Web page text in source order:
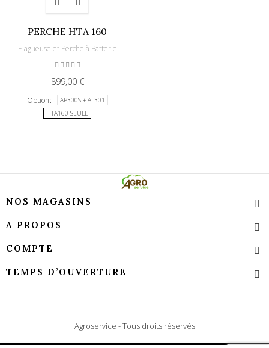
PERCHE HTA 160
Elagueuse et Perche à Batterie
899,00 €
Option
AP300S + AL301
HTA160 SEULE
NOS MAGASINS
A PROPOS
COMPTE
TEMPS D’OUVERTURE
Agroservice - Tous droits réservés